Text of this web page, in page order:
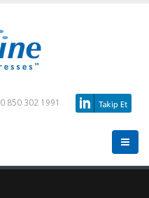
0 850 302 1991